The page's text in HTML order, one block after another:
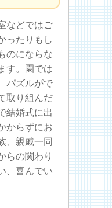
などではご
ったりもし
のにならな
す。園では
パズルがで
取り組んだ
結婚式に出
からずにお
、親戚一同
らの関わり
、喜んでい